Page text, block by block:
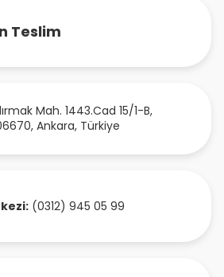
Teslim
Mah. 1443.Cad 15/1-B,
, Ankara, Türkiye
(0312) 945 05 99